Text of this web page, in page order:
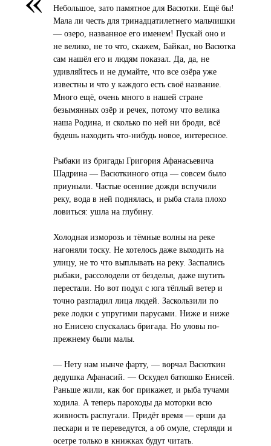
Небольшое, зато памятное для Васютки. Ещё бы!
Мала ли честь для тринадцатилетнего мальчишки
— озеро, названное его именем! Пускай оно и
не велико, не то что, скажем, Байкал, но Васютка
сам нашёл его и людям показал. Да, да, не
удивляйтесь и не думайте, что все озёра уже
известны и что у каждого есть своё название.
Много ещё, очень много в нашей стране
безымянных озёр и речек, потому что велика
наша Родина, и сколько по ней ни броди, всё
будешь находить что-нибудь новое, интересное.
Рыбаки из бригады Григория Афанасьевича
Шадрина — Васюткиного отца — совсем было
приуныли. Частые осенние дожди вспучили
реку, вода в ней поднялась, и рыба стала плохо
ловиться: ушла на глубину.
Холодная изморозь и тёмные волны на реке
нагоняли тоску. Не хотелось даже выходить на
улицу, не то что выплывать на реку. Заспались
рыбаки, рассолодели от безделья, даже шутить
перестали. Но вот подул с юга тёплый ветер и
точно разгладил лица людей. Заскользили по
реке лодки с упругими парусами. Ниже и ниже
но Енисею спускалась бригада. Но уловы по-
прежнему были малы.
— Нету нам нынче фарту, — ворчал Васюткин
дедушка Афанасий. — Оскудел батюшко Енисей.
Раньше жили, как бог прикажет, и рыба тучами
ходила. А теперь пароходы да моторки всю
живность распугали. Придёт время — ерши да
пескари и те переведутся, а об омуле, стерляди и
осетре только в книжках будут читать.